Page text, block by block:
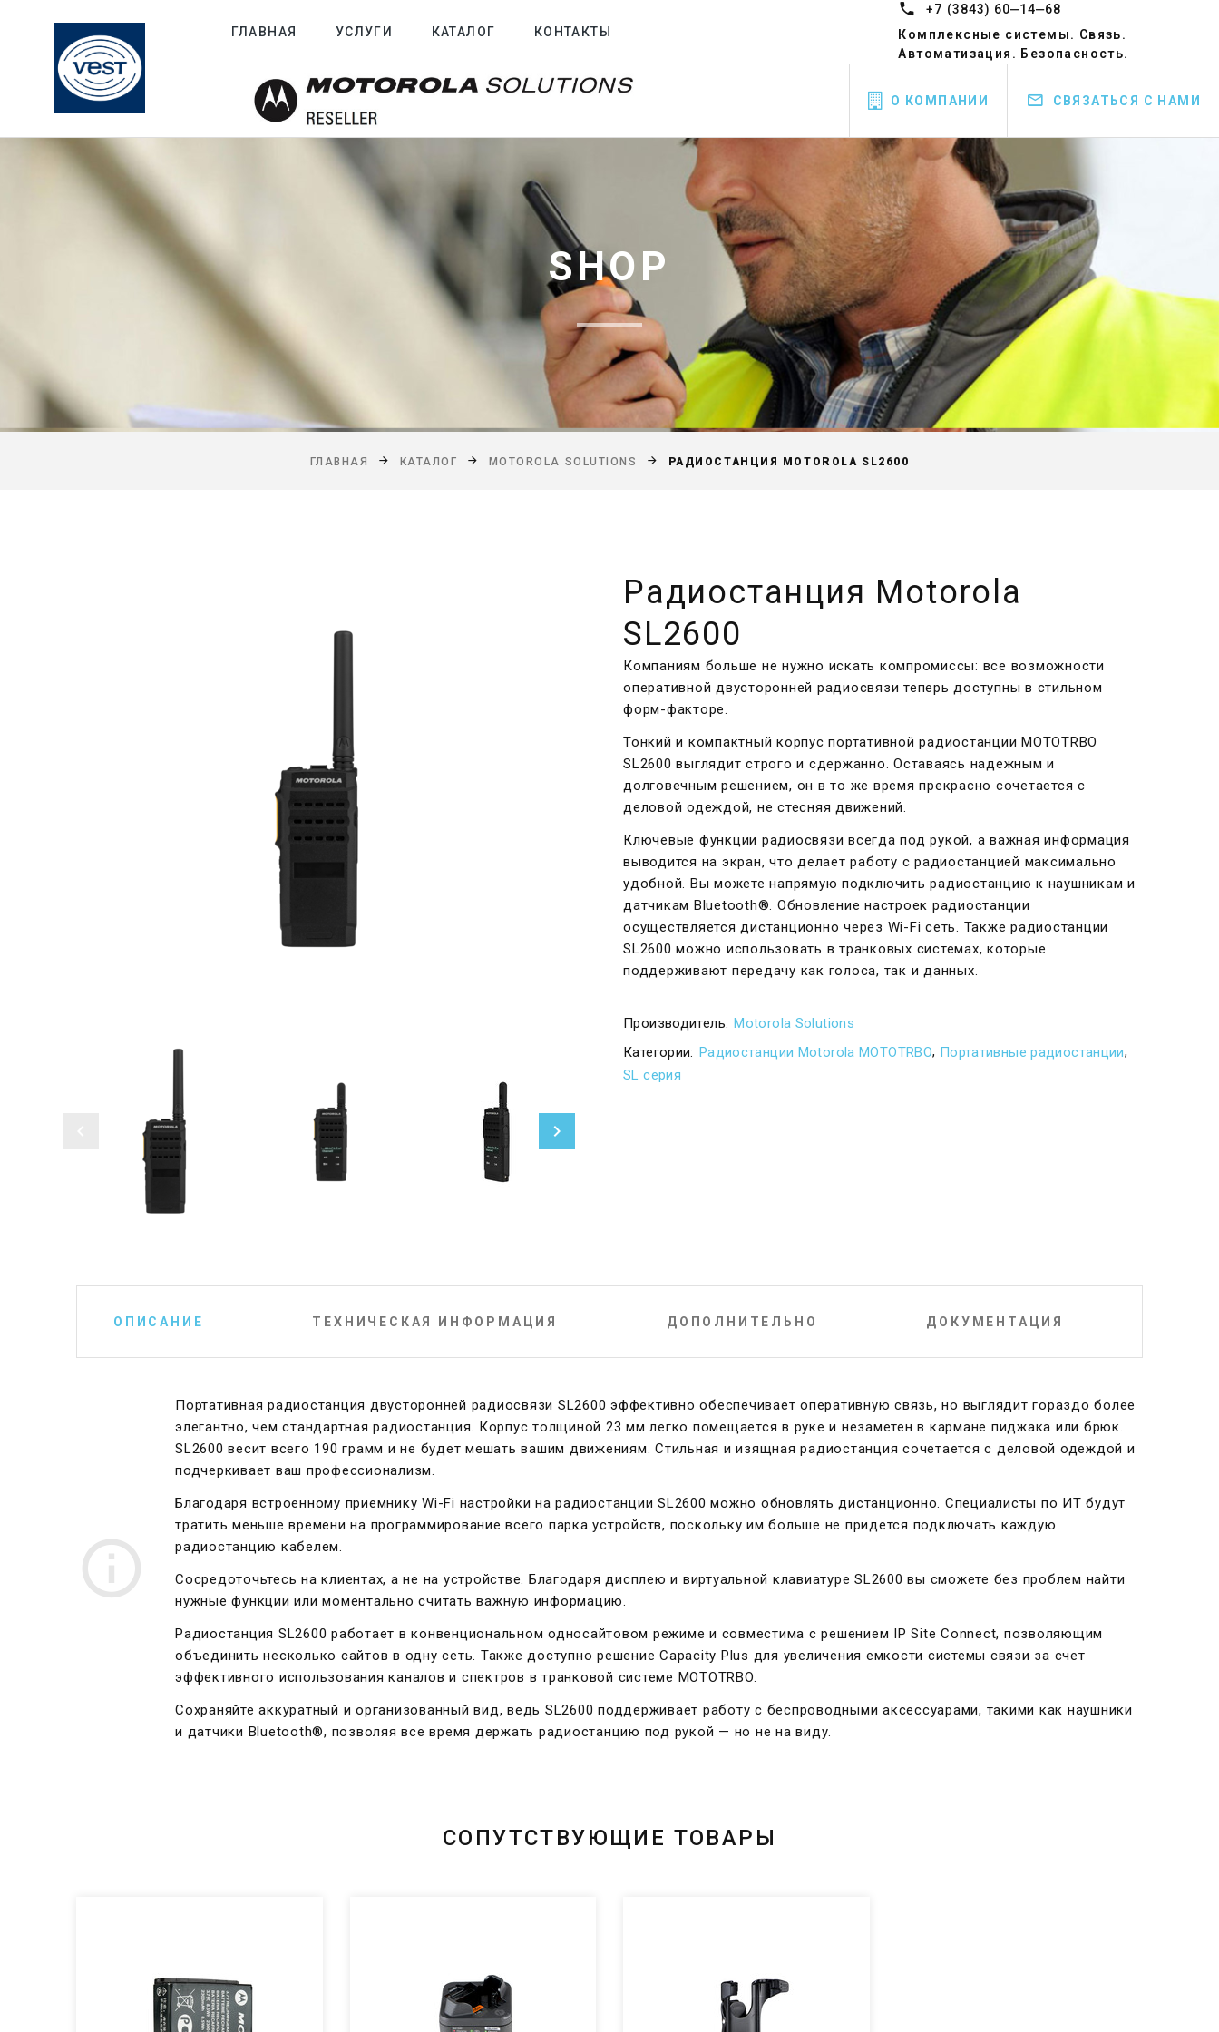
+7 (3843) 60‒14‒68
Комплексные системы. Связь.
Автоматизация. Безопасность.
ГЛАВНАЯ УСЛУГИ КАТАЛОГ КОНТАКТЫ
О КОМПАНИИ СВЯЗАТЬСЯ С НАМИ
SHOP
ГЛАВНАЯ КАТАЛОГ MOTOROLA SOLUTIONS РАДИОСТАНЦИЯ MOTOROLA SL2600
Радиостанция Motorola
SL2600
Компаниям больше не нужно искать компромиссы: все возможности
оперативной двусторонней радиосвязи теперь доступны в стильном
форм-факторе.
Тонкий и компактный корпус портативной радиостанции MOTOTRBO
SL2600 выглядит строго и сдержанно. Оставаясь надежным и
долговечным решением, он в то же время прекрасно сочетается с
деловой одеждой, не стесняя движений.
Ключевые функции радиосвязи всегда под рукой, а важная информация
выводится на экран, что делает работу с радиостанцией максимально
удобной. Вы можете напрямую подключить радиостанцию к наушникам и
датчикам Bluetooth®. Обновление настроек радиостанции
осуществляется дистанционно через Wi-Fi сеть. Также радиостанции
SL2600 можно использовать в транковых системах, которые
поддерживают передачу как голоса, так и данных.
Производитель: Motorola Solutions
Категории: Радиостанции Motorola MOTOTRBO, Портативные радиостанции,
SL серия
ОПИСАНИЕ ТЕХНИЧЕСКАЯ ИНФОРМАЦИЯ ДОПОЛНИТЕЛЬНО ДОКУМЕНТАЦИЯ
Портативная радиостанция двусторонней радиосвязи SL2600 эффективно обеспечивает оперативную связь, но выглядит гораздо более
элегантно, чем стандартная радиостанция. Корпус толщиной 23 мм легко помещается в руке и незаметен в кармане пиджака или брюк.
SL2600 весит всего 190 грамм и не будет мешать вашим движениям. Стильная и изящная радиостанция сочетается с деловой одеждой и
подчеркивает ваш профессионализм.
Благодаря встроенному приемнику Wi-Fi настройки на радиостанции SL2600 можно обновлять дистанционно. Специалисты по ИТ будут
тратить меньше времени на программирование всего парка устройств, поскольку им больше не придется подключать каждую
радиостанцию кабелем.
Сосредоточьтесь на клиентах, а не на устройстве. Благодаря дисплею и виртуальной клавиатуре SL2600 вы сможете без проблем найти
нужные функции или моментально считать важную информацию.
Радиостанция SL2600 работает в конвенциональном односайтовом режиме и совместима с решением IP Site Connect, позволяющим
объединить несколько сайтов в одну сеть. Также доступно решение Capacity Plus для увеличения емкости системы связи за счет
эффективного использования каналов и спектров в транковой системе MOTOTRBO.
Сохраняйте аккуратный и организованный вид, ведь SL2600 поддерживает работу с беспроводными аксессуарами, такими как наушники
и датчики Bluetooth®, позволяя все время держать радиостанцию под рукой — но не на виду.
СОПУТСТВУЮЩИЕ ТОВАРЫ